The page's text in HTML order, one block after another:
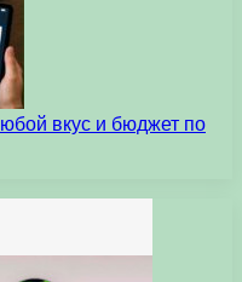
вкус и бюджет по